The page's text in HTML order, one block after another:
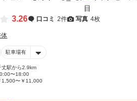
3.26 口コミ 2件 写真 4枚
体
駐車場有
丈駅から2.9km
〜18:00
1,500〜￥11,000